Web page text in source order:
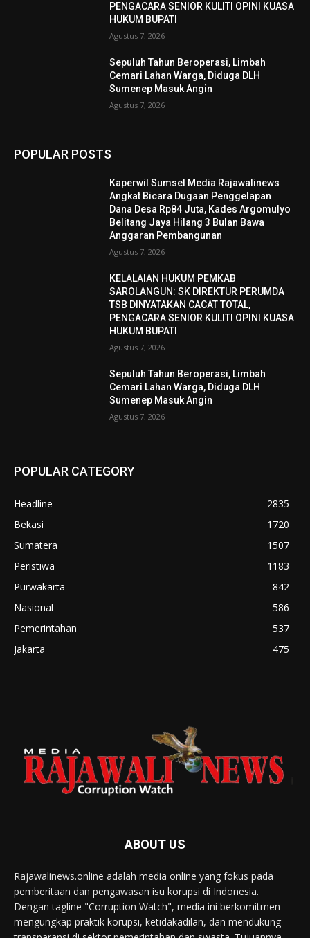
PENGACARA SENIOR KULITI OPINI KUASA
HUKUM BUPATI
Agustus 7, 2026
Sepuluh Tahun Beroperasi, Limbah
Cemari Lahan Warga, Diduga DLH
Sumenep Masuk Angin
Agustus 7, 2026
POPULAR POSTS
Kaperwil Sumsel Media Rajawalinews
Angkat Bicara Dugaan Penggelapan
Dana Desa Rp84 Juta, Kades Argomulyo
Belitang Jaya Hilang 3 Bulan Bawa
Anggaran Pembangunan
Agustus 7, 2026
KELALAIAN HUKUM PEMKAB
SAROLANGUN: SK DIREKTUR PERUMDA
TSB DINYATAKAN CACAT TOTAL,
PENGACARA SENIOR KULITI OPINI KUASA
HUKUM BUPATI
Agustus 7, 2026
Sepuluh Tahun Beroperasi, Limbah
Cemari Lahan Warga, Diduga DLH
Sumenep Masuk Angin
Agustus 7, 2026
POPULAR CATEGORY
Headline
2835
Bekasi
1720
Sumatera
1507
Peristiwa
1183
Purwakarta
842
Nasional
586
Pemerintahan
537
Jakarta
475
ABOUT US
Rajawalinews.online adalah media online yang fokus pada
pemberitaan dan pengawasan isu korupsi di Indonesia.
Dengan tagline "Corruption Watch", media ini berkomitmen
mengungkap praktik korupsi, ketidakadilan, dan mendukung